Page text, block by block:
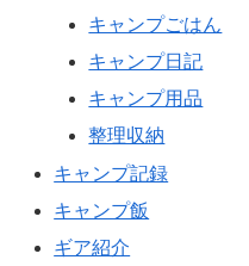
キャンプごはん
キャンプ日記
キャンプ用品
整理収納
キャンプ記録
キャンプ飯
ギア紹介